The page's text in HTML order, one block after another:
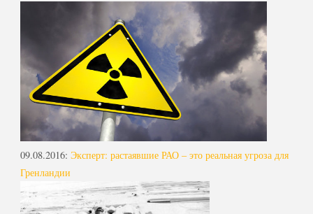
09.08.2016: Эксперт: растаявшие РАО – это реальная угроза для
Гренландии